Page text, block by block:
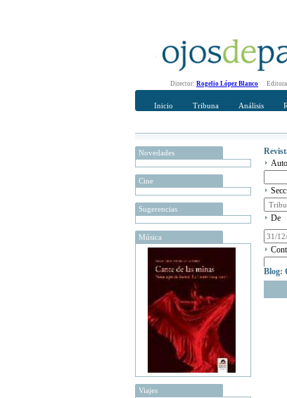
Director: Rogelio López Blanco
Inicio Tribuna Análisis
Novedades
Cine
Sugerencias
Música
Viajes
De
Blog: